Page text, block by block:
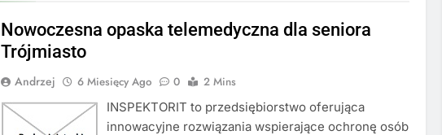
Nowoczesna opaska telemedyczna dla seniora
Trójmiasto
Andrzej 6 Miesięcy Ago 0
2 Mins
INSPEKTORIT to przedsiębiorstwo oferująca
innowacyjne rozwiązania wspierające ochronę osób